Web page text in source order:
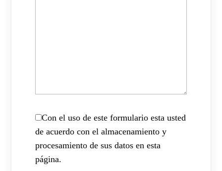
Con el uso de este formulario esta usted
de acuerdo con el almacenamiento y
procesamiento de sus datos en esta
página.